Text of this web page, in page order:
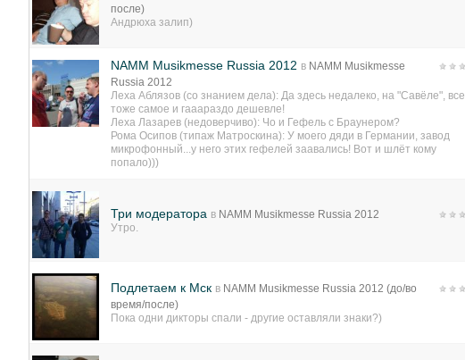
после)
Андрюха залип)
NAMM Musikmesse Russia 2012 в NAMM Musikmesse
Russia 2012
Леха Аблязов (со знанием дела): Да здесь недалеко, на "Савёле", все
тоже самое и гааараздо дешевле!
Леха Лазарев (недоверчиво): Чо и Гефель с Браунером?
Рома Осипов (типаж Матроскина): У моего дяди в Германии, завод
микрофонный...у него этих гефелей заавались! Вот и шлёт кому
попало)))
Три модератора в NAMM Musikmesse Russia 2012
Утро.
Подлетаем к Мск в NAMM Musikmesse Russia 2012 (до/во
время/после)
Пока одни дикторы спали - другие оставляли знаки?)